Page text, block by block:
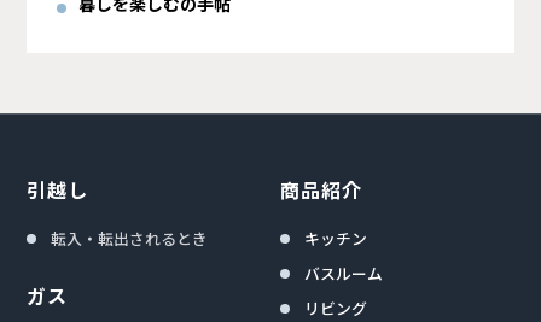
引越し
転入・転出されるとき
ガス
商品紹介
キッチン
バスルーム
リビング